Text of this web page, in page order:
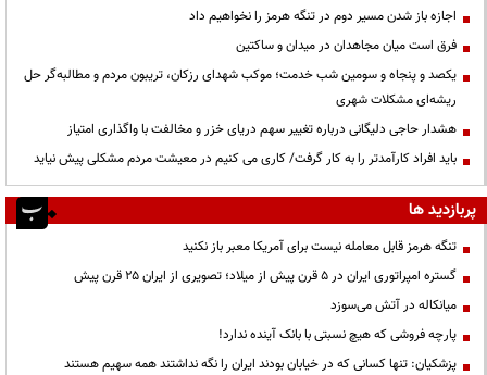
اجازه باز شدن مسیر دوم در تنگه هرمز را نخواهیم داد
فرق است میان مجاهدان در میدان و ساکتین
یکصد و پنجاه و سومین شب خدمت؛ موکب شهدای رزکان، تریبون مردم و مطالبه‌گر حل
ریشه‌ای مشکلات شهری
هشدار حاجی دلیگانی درباره تغییر سهم دریای خزر و مخالفت با واگذاری امتیاز
باید افراد کارآمدتر را به کار گرفت/ کاری می کنیم در معیشت مردم مشکلی پیش نیاید
پربازدید ها
تنگه هرمز قابل معامله نیست برای آمریکا معبر باز نکنید
گستره امپراتوری ایران در ۵ قرن پیش از میلاد؛ تصویری از ایران ۲۵ قرن پیش
میانکاله در آتش می‌سوزد
پارچه فروشی که هیچ نسبتی با بانک آینده ندارد!
پزشکیان: تنها کسانی که در خیابان بودند ایران را نگه نداشتند همه سهیم هستند